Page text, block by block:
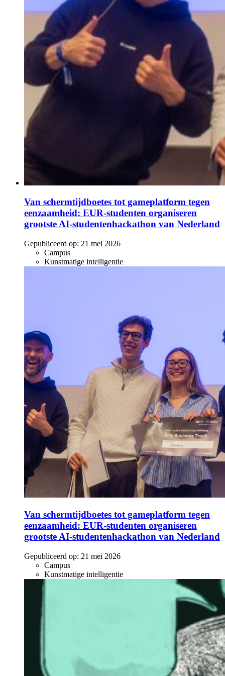
Van schermtijdboetes tot gameplatform tegen
eenzaamheid: EUR-studenten organiseren
grootste AI-studentenhackathon van Nederland
Gepubliceerd op: 21 mei 2026
Campus
Kunstmatige intelligentie
Van schermtijdboetes tot gameplatform tegen
eenzaamheid: EUR-studenten organiseren
grootste AI-studentenhackathon van Nederland
Gepubliceerd op: 21 mei 2026
Campus
Kunstmatige intelligentie